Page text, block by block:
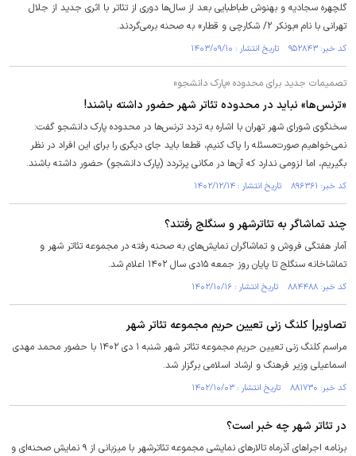
گلچهره سجادیه و بهنوش طباطبایی بعد از سال‌ها دوری از تئاتر با اثری جدید از جلال
تهرانی با نام «بونکر ۲/ شکارچی و قطار» به صحنه برمی‌گردند.
کد خبر: ۹۵۲۸۴۳ تاریخ انتشار : ۱۴۰۳/۰۹/۱۰
تصمیمات جدید برای محدوده «پارک دانشجو»
«ترنس‌ها» نباید در محدوده تئاتر شهر حضور داشته باشند!
سخنگوی شورای شهر تهران با اشاره به تردد ترنس‌ها در محدوده پارک دانشجو گفت:
نمی‌خواهیم صورت‌مسئله را پاک کنیم، قطعا باید جای دیگری را برای این افراد در نظر
بگیریم، اما لزومی ندارد که آن‌ها در مکانی پرتردد (پارک دانشجو) حضور داشته باشند.
کد خبر: ۸۹۶۳۶۱ تاریخ انتشار : ۱۴۰۲/۱۲/۱۴
چند تماشاگر به تئاترشهر و سنگلج رفتند؟
آمار هفتگی فروش و تماشاگران نمایش‌های به صحنه رفته در مجموعه تئاتر شهر و
تماشاخانه سنگلج تا پایان روز جمعه ۱۵دی سال ۱۴۰۲ اعلام شد.
کد خبر: ۸۸۴۴۸۸ تاریخ انتشار : ۱۴۰۲/۱۰/۱۶
تصاویر| کلنگ زنی تعیین حریم مجموعه تئاتر شهر
مراسم کلنگ زنی تعیین حریم مجموعه تئاتر شهر شنبه ۱ دی ۱۴۰۲ با حضور محمد مهدی
اسماعیلی وزیر فرهنگ و ارشاد اسلامی برگزار شد.
کد خبر: ۸۸۱۷۳۰ تاریخ انتشار : ۱۴۰۲/۱۰/۰۳
در تئاتر شهر چه خبر است؟
برنامه اجرا‌های آذرماه تالار‌های نمایشی مجموعه تئاترشهر با میزبانی از ۹ نمایش صحنه‌ای و